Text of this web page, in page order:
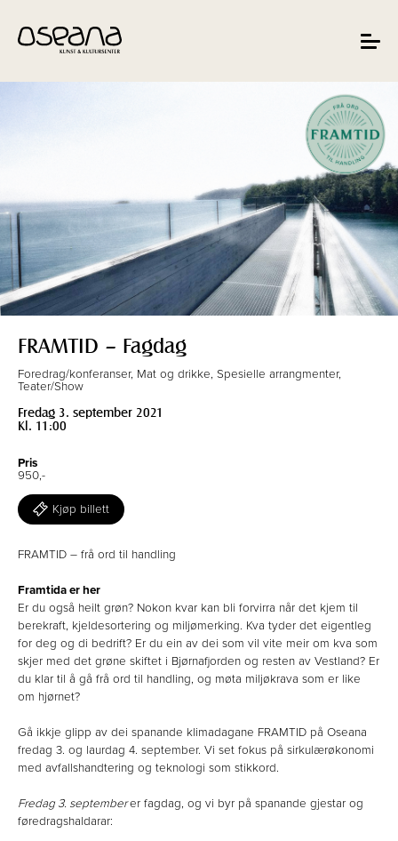
innhold
navigasjon
Toggle
FRAMTID – frå ord til handling
Framtida er her
Er du også heilt grøn? Nokon kvar kan bli forvirra når det kjem til
berekraft, kjeldesortering og miljømerking. Kva tyder det eigentleg
for deg og di bedrift? Er du ein av dei som vil vite meir om kva som
skjer med det grøne skiftet i Bjørnafjorden og resten av Vestland? Er
du klar til å gå frå ord til handling, og møta miljøkrava som er like
om hjørnet?
Gå ikkje glipp av dei spanande klimadagane FRAMTID på Oseana
fredag 3. og laurdag 4. september. Vi set fokus på sirkulærøkonomi
med avfallshandtering og teknologi som stikkord.
Fredag 3. septemberer fagdag, og vi byr på spanande gjestar og
føredragshaldarar:
FRAMTID – Fagdag
Foredrag/konferanser, Mat og drikke, Spesielle arrangmenter,
Teater/Show
Fredag 3. september 2021
Kl. 11:00
Pris
950,-
Kjøp billett